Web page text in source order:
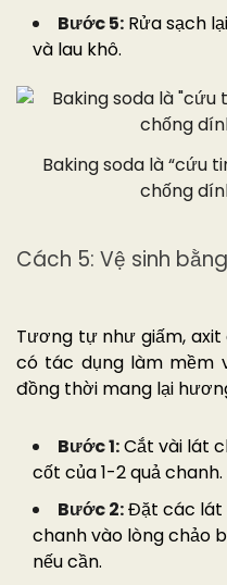
Bước 5: Rửa sạch
và lau khô.
Baking soda là “cứu
chống
Cách 5: Vệ sinh
Tương tự như giấm,
có tác dụng làm mềm
đồng thời mang lại
Bước 1:Cắt vài lát
cốt của 1-2 quả chanh.
Bước 2:Đặt các lát
chanh vào lòng chảo
nếu cần.